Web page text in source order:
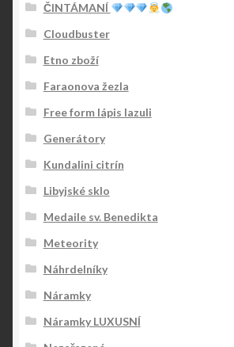
ČINTÁMANÍ
Cloudbuster
Etno zboží
Faraonova žezla
Free form lápis lazuli
Generátory
Kundalini citrín
Libyjské sklo
Medaile sv. Benedikta
Meteority
Náhrdelníky
Náramky
Náramky LUXUSNÍ